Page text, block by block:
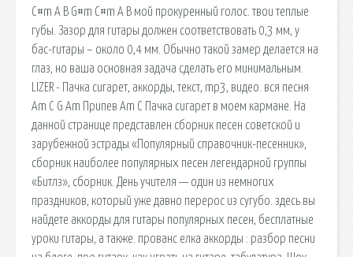
C#m A B G#m C#m A B мой прокуренный голос. твои теплые
губы. Зазор для гитары должен соответствовать 0,3 мм, у
бас-гитары – около 0,4 мм. Обычно такой замер делается на
глаз, но ваша основная задача сделать его минимальным.
LIZER - Пачка сигарет, аккорды, текст, mp3, видео. вся песня
Am C G Am Припев Am C Пачка сигарет в моем кармане. На
данной странице представлен сборник песен советской и
зарубежной эстрады «Популярный справочник-песенник»,
сборник наиболее популярных песен легендарной группы
«Битлз», сборник. День учителя — один из немногих
праздников, который уже давно перерос из сугубо. здесь вы
найдете аккорды для гитары популярных песен, бесплатные
уроки гитары, а также. прованс елка аккорды : разбор песни